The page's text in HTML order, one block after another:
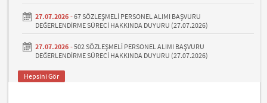
27.07.2026 -67 SÖZLEŞMELİ PERSONEL ALIMI BAŞVURU
DEĞERLENDİRME SÜRECİ HAKKINDA DUYURU (27.07.2026)
27.07.2026 -502 SÖZLEŞMELİ PERSONEL ALIMI BAŞVURU
DEĞERLENDİRME SÜRECİ HAKKINDA DUYURU (27.07.2026)
Hepsini Gör